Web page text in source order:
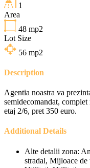
1
Area
48 mp2
Lot Size
56 mp2
Description
Agentia noastra va
semidecomandat,
etaj 2/6, pret 350 euro.
Additional Details
Alte detalii zona:
stradal, Mijloace de